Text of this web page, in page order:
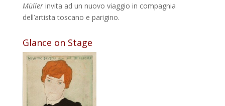
Müllerinvita ad un nuovo viaggio in compagnia
dell’artista toscano e parigino.
Glance on Stage